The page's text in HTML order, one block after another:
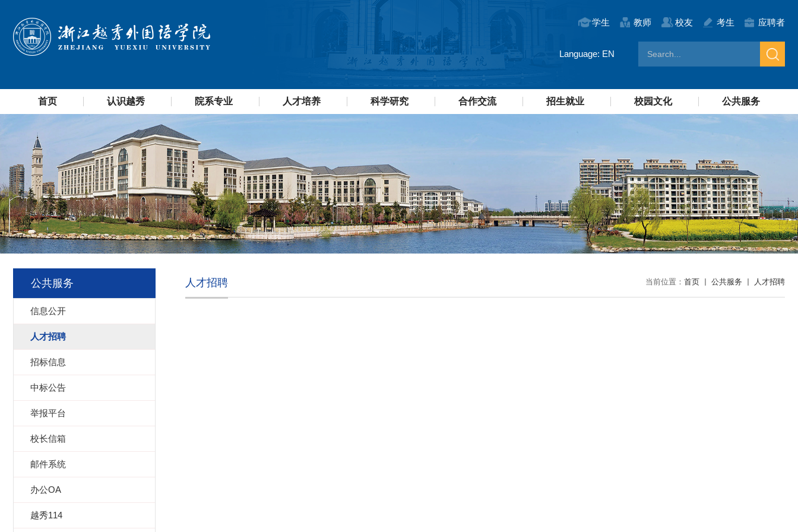
学生 教师 校友 考生 应聘者
Language: EN
首页 认识越秀 院系专业 人才培养 科学研究 合作交流 招生就业 校园文化 公共服务
公共服务
信息公开
人才招聘
招标信息
中标公告
举报平台
校长信箱
邮件系统
办公OA
越秀114
当前位置： 首页 公共服务 人才招聘
人才招聘